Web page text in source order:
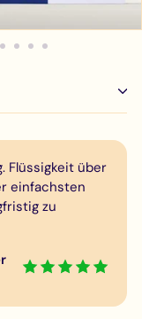
Flüssigkeit über
einfachsten
zu